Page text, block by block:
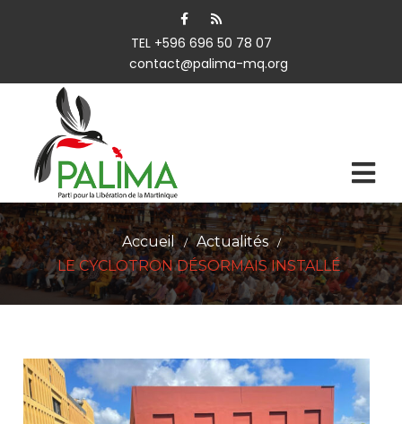
TEL +596 696 50 78 07
contact@palima-mq.org
Accueil / Actualités /
LE CYCLOTRON DÉSORMAIS INSTALLÉ